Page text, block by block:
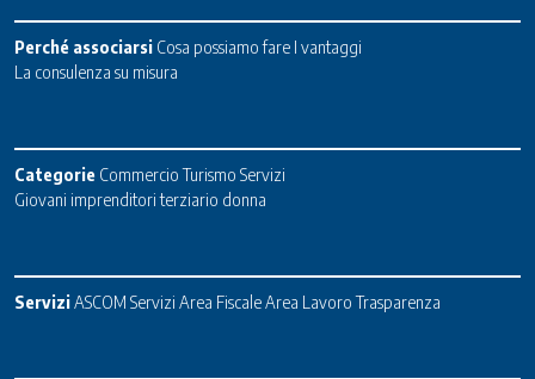
Perché associarsi Cosa possiamo fare I vantaggi
La consulenza su misura
Categorie Commercio Turismo Servizi
Giovani imprenditori terziario donna
ServiziASCOM Servizi Area FiscaleArea Lavoro Trasparenza